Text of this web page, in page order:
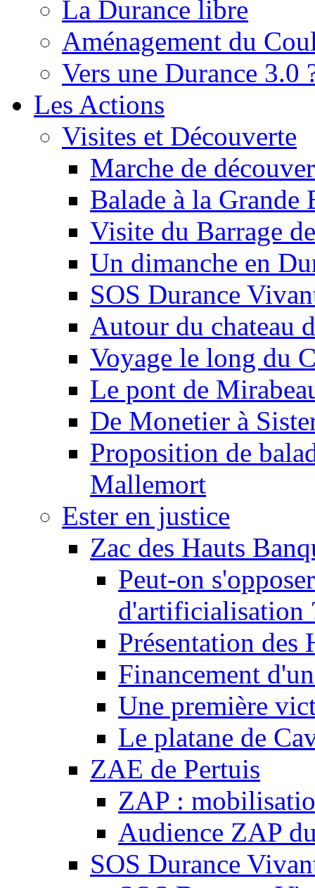
La Durance libre
Aménagement du
Vers une Durance 3.0
Les Actions
Visites et Découverte
Marche de
Balade à la Grande
Visite du Barrage
Un dimanche en
SOS Durance
Autour du chateau
Voyage le long du
Le pont de
De Monetier à
Proposition de
Mallemort
Ester en justice
Zac des Hauts
Peut-on
d'artificialisation
Présentation des
Financement
Une première
Le platane de
ZAE de Pertuis
ZAP :
Audience ZAP
SOS Durance